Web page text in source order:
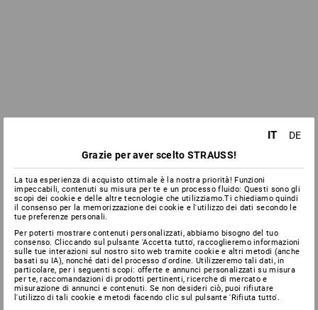
IT
DE
Grazie per aver scelto STRAUSS!
La tua esperienza di acquisto ottimale è la nostra priorità! Funzioni
impeccabili, contenuti su misura per te e un processo fluido: Questi sono gli
scopi dei cookie e delle altre tecnologie che utilizziamo.Ti chiediamo quindi
il consenso per la memorizzazione dei cookie e l'utilizzo dei dati secondo le
tue preferenze personali.
Per poterti mostrare contenuti personalizzati, abbiamo bisogno del tuo
consenso. Cliccando sul pulsante 'Accetta tutto', raccoglieremo informazioni
sulle tue interazioni sul nostro sito web tramite cookie e altri metodi (anche
basati su IA), nonché dati del processo d'ordine. Utilizzeremo tali dati, in
particolare, per i seguenti scopi: offerte e annunci personalizzati su misura
per te, raccomandazioni di prodotti pertinenti, ricerche di mercato e
misurazione di annunci e contenuti. Se non desideri ciò, puoi rifiutare
l'utilizzo di tali cookie e metodi facendo clic sul pulsante 'Rifiuta tutto'.